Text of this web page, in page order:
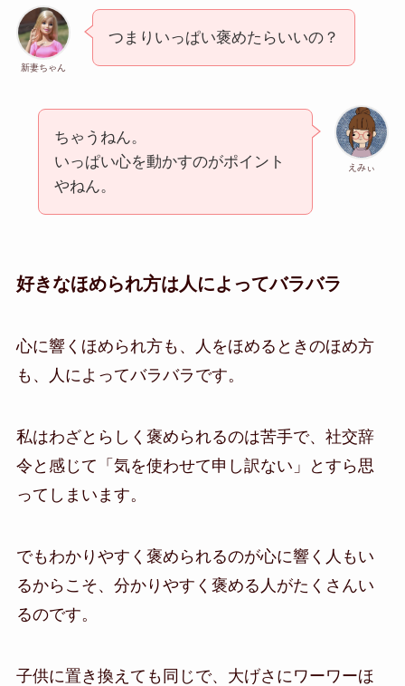
新妻ちゃん
つまりいっぱい褒めたらいいの？
えみぃ
ちゃうねん。
いっぱい心を動かすのがポイント
やねん。
好きなほめられ方は人によってバラバラ
心に響くほめられ方も、人をほめるときのほめ方
も、人によってバラバラです。
私はわざとらしく褒められるのは苦手で、社交辞
令と感じて「気を使わせて申し訳ない」とすら思
ってしまいます。
でもわかりやすく褒められるのが心に響く人もい
るからこそ、分かりやすく褒める人がたくさんい
るのです。
子供に置き換えても同じで、大げさにワーワーほ